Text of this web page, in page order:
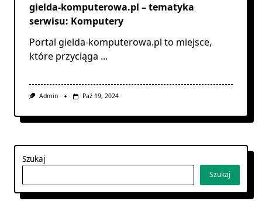
gielda-komputerowa.pl – tematyka
serwisu: Komputery
Portal gielda-komputerowa.pl to miejsce,
które przyciąga ...
Admin Paź 19, 2024
Szukaj
Szukaj